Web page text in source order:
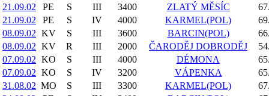
21.09.02
PE S III 3400 ZLATÝ MĚSÍC
21.09.02
PE S IV 4000 KARMEL(POL)
08.09.02 KV S III 3600 BARCIN(POL)
08.09.02 KV R III 2000 ČARODĚJ DOBRODĚJ
07.09.02 KO S III 4000 DÉMONA
07.09.02 KO S IV 3200 VÁPENKA
31.08.02 MO S III 3300 KARMEL(POL)